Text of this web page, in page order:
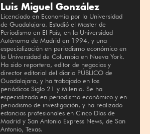
Luis Miguel González
Licenciado en Economía por la Universidad
de Guadalajara. Estudió el Master de
Periodismo en El País, en la Universidad
Autónoma de Madrid en 1994, y una
especialización en periodismo económico en
la Universidad de Columbia en Nueva York.
Ha sido reportero, editor de negocios y
director editorial del diario PÚBLICO de
Guadalajara, y ha trabajado en los
periódicos Siglo 21 y Milenio. Se ha
especializado en periodismo económico y en
periodismo de investigación, y ha realizado
estancias profesionales en Cinco Días de
Madrid y San Antonio Express News, de San
Antonio, Texas.